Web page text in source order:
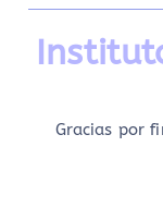
Gracias por